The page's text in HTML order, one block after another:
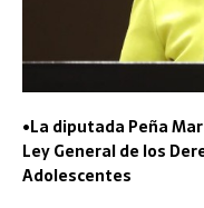
•La diputada Peña
Ley General de los
Adolescentes